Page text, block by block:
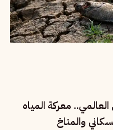
معركة المياه
والمناخ